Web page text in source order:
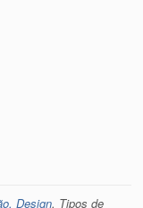
Design. Tipos de